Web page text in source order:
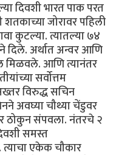
दिवशी भारत पाक परत
जोरावर पहिली
कुटल्या. त्यातल्या ७४
दिले. अर्थात अन्वर आणि
मिळवले. आणि त्यानंतर
सर्वोत्तम
विरुद्ध सचिन
अवघ्या चौथ्या चेंडुवर
ठोकुन संपवला. नंतरचे २
समस्त
त्याचा एकेक चौकार